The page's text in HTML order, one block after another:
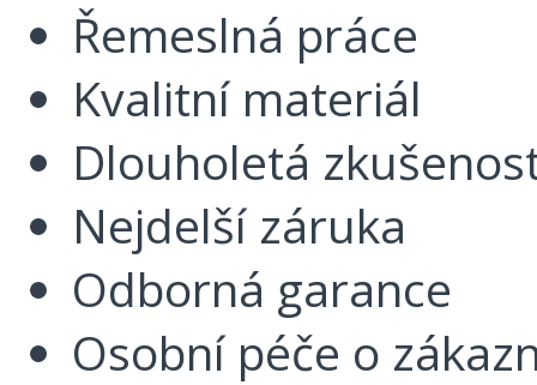
Řemeslná práce
Kvalitní materiál
Dlouholetá
Nejdelší záruka
Odborná garance
Osobní péče o